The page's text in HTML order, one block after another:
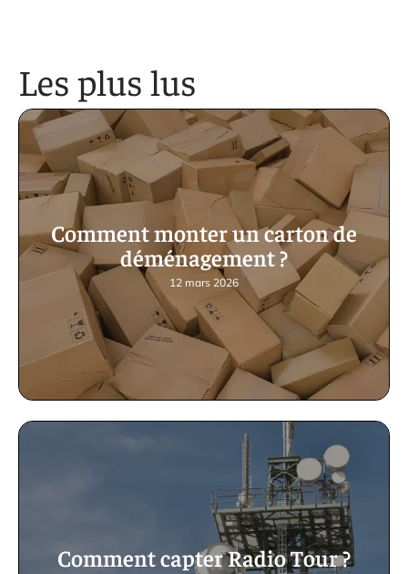
Les plus lus
Comment monter un carton de
déménagement ?
12 mars 2026
Comment capter Radio Tour ?